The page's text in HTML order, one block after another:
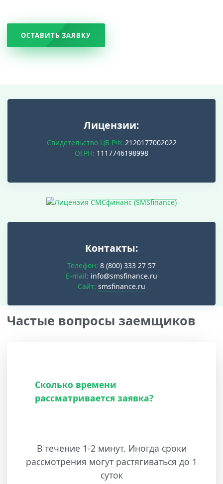
ОСТАВИТЬ ЗАЯВКУ
Лицензии:
Свидетельство ЦБ РФ: 2120177002022
ОГРН: 1117746198998
Контакты:
Телефон: 8 (800) 333 27 57
E-mail: info@smsfinance.ru
Cайт: smsfinance.ru
Частые вопросы заемщиков
Сколько времени
рассматривается заявка?
В течение 1-2 минут. Иногда сроки
рассмотрения могут растягиваться до 1
суток